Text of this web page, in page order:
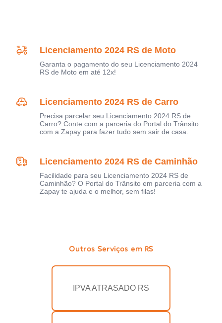
Licenciamento 2024 RS de Moto
Garanta o pagamento do seu Licenciamento 2024
RS de Moto em até 12x!
Licenciamento 2024 RS de Carro
Precisa parcelar seu Licenciamento 2024 RS de
Carro? Conte com a parceria do Portal do Trânsito
com a Zapay para fazer tudo sem sair de casa.
Licenciamento 2024 RS de Caminhão
Facilidade para seu Licenciamento 2024 RS de
Caminhão? O Portal do Trânsito em parceria com a
Zapay te ajuda e o melhor, sem filas!
Outros Serviços em RS
IPVA ATRASADO RS